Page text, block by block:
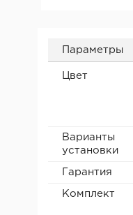
Параметры
Цвет
Варианты
установки
Гарантия
Комплект